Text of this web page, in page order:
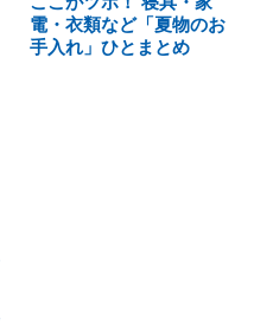
電・衣類など「夏物のお
手入れ」ひとまとめ